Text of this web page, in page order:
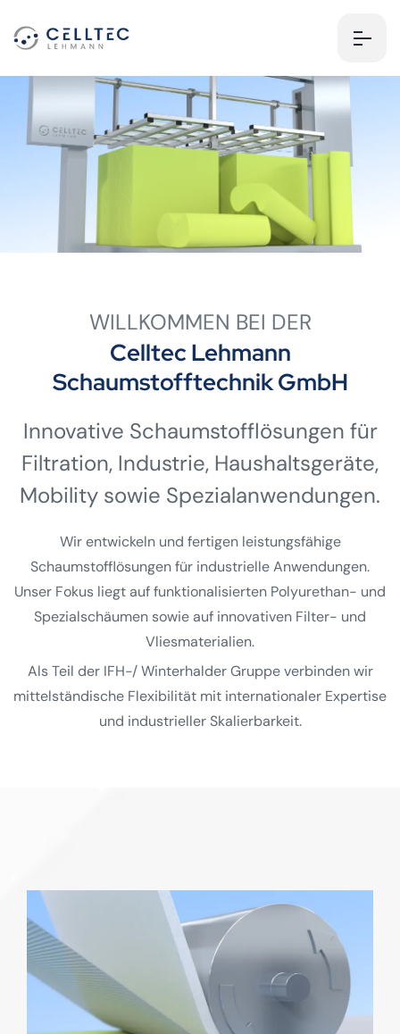
WILLKOMMEN BEI DER
Celltec Lehmann
Schaumstofftechnik GmbH
Innovative Schaumstoff­lösungen für
Filtration, Industrie, Haushalts­geräte,
Mobility sowie Spezial­anwendungen.
Wir entwickeln und fertigen leistungsfähige
Schaumstofflösungen für industrielle Anwendungen.
Unser Fokus liegt auf funktionalisierten Polyurethan- und
Spezialschäumen sowie auf innovativen Filter- und
Vliesmaterialien.
Als Teil der IFH-/ Winterhalder Gruppe verbinden wir
mittelständische Flexibilität mit internationaler Expertise
und industrieller Skalierbarkeit.